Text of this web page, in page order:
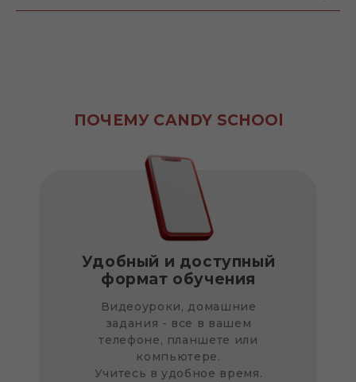
Удобный и доступный
формат обучения
Видеоуроки, домашние
задания - все в вашем
телефоне, планшете или
компьютере.
Учитесь в удобное время.
ПОЧЕМУ CANDY SCHOOl